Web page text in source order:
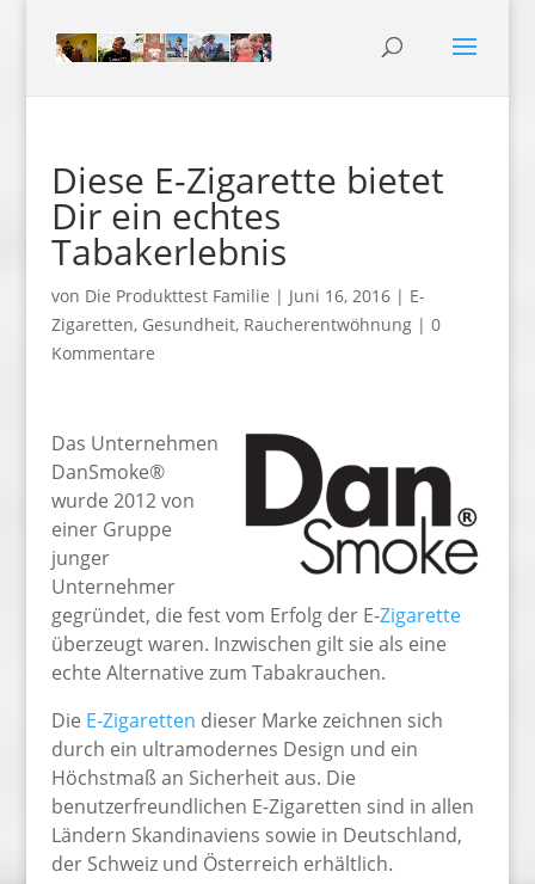
Diese E-Zigarette bietet
Dir ein echtes
Tabakerlebnis
von Die Produkttest Familie | Juni 16, 2016| E-
Zigaretten, Gesundheit, Raucherentwöhnung| 0
Kommentare
Das Unternehmen
DanSmoke®
wurde 2012 von
einer Gruppe
junger
Unternehmer
gegründet, die fest vom Erfolg der E-Zigarette
überzeugt waren. Inzwischen gilt sie als eine
echte Alternative zum Tabakrauchen.
Die E-Zigaretten dieser Marke zeichnen sich
durch ein ultramodernes Design und ein
Höchstmaß an Sicherheit aus. Die
benutzerfreundlichen E-Zigaretten sind in allen
Ländern Skandinaviens sowie in Deutschland,
der Schweiz und Österreich erhältlich.